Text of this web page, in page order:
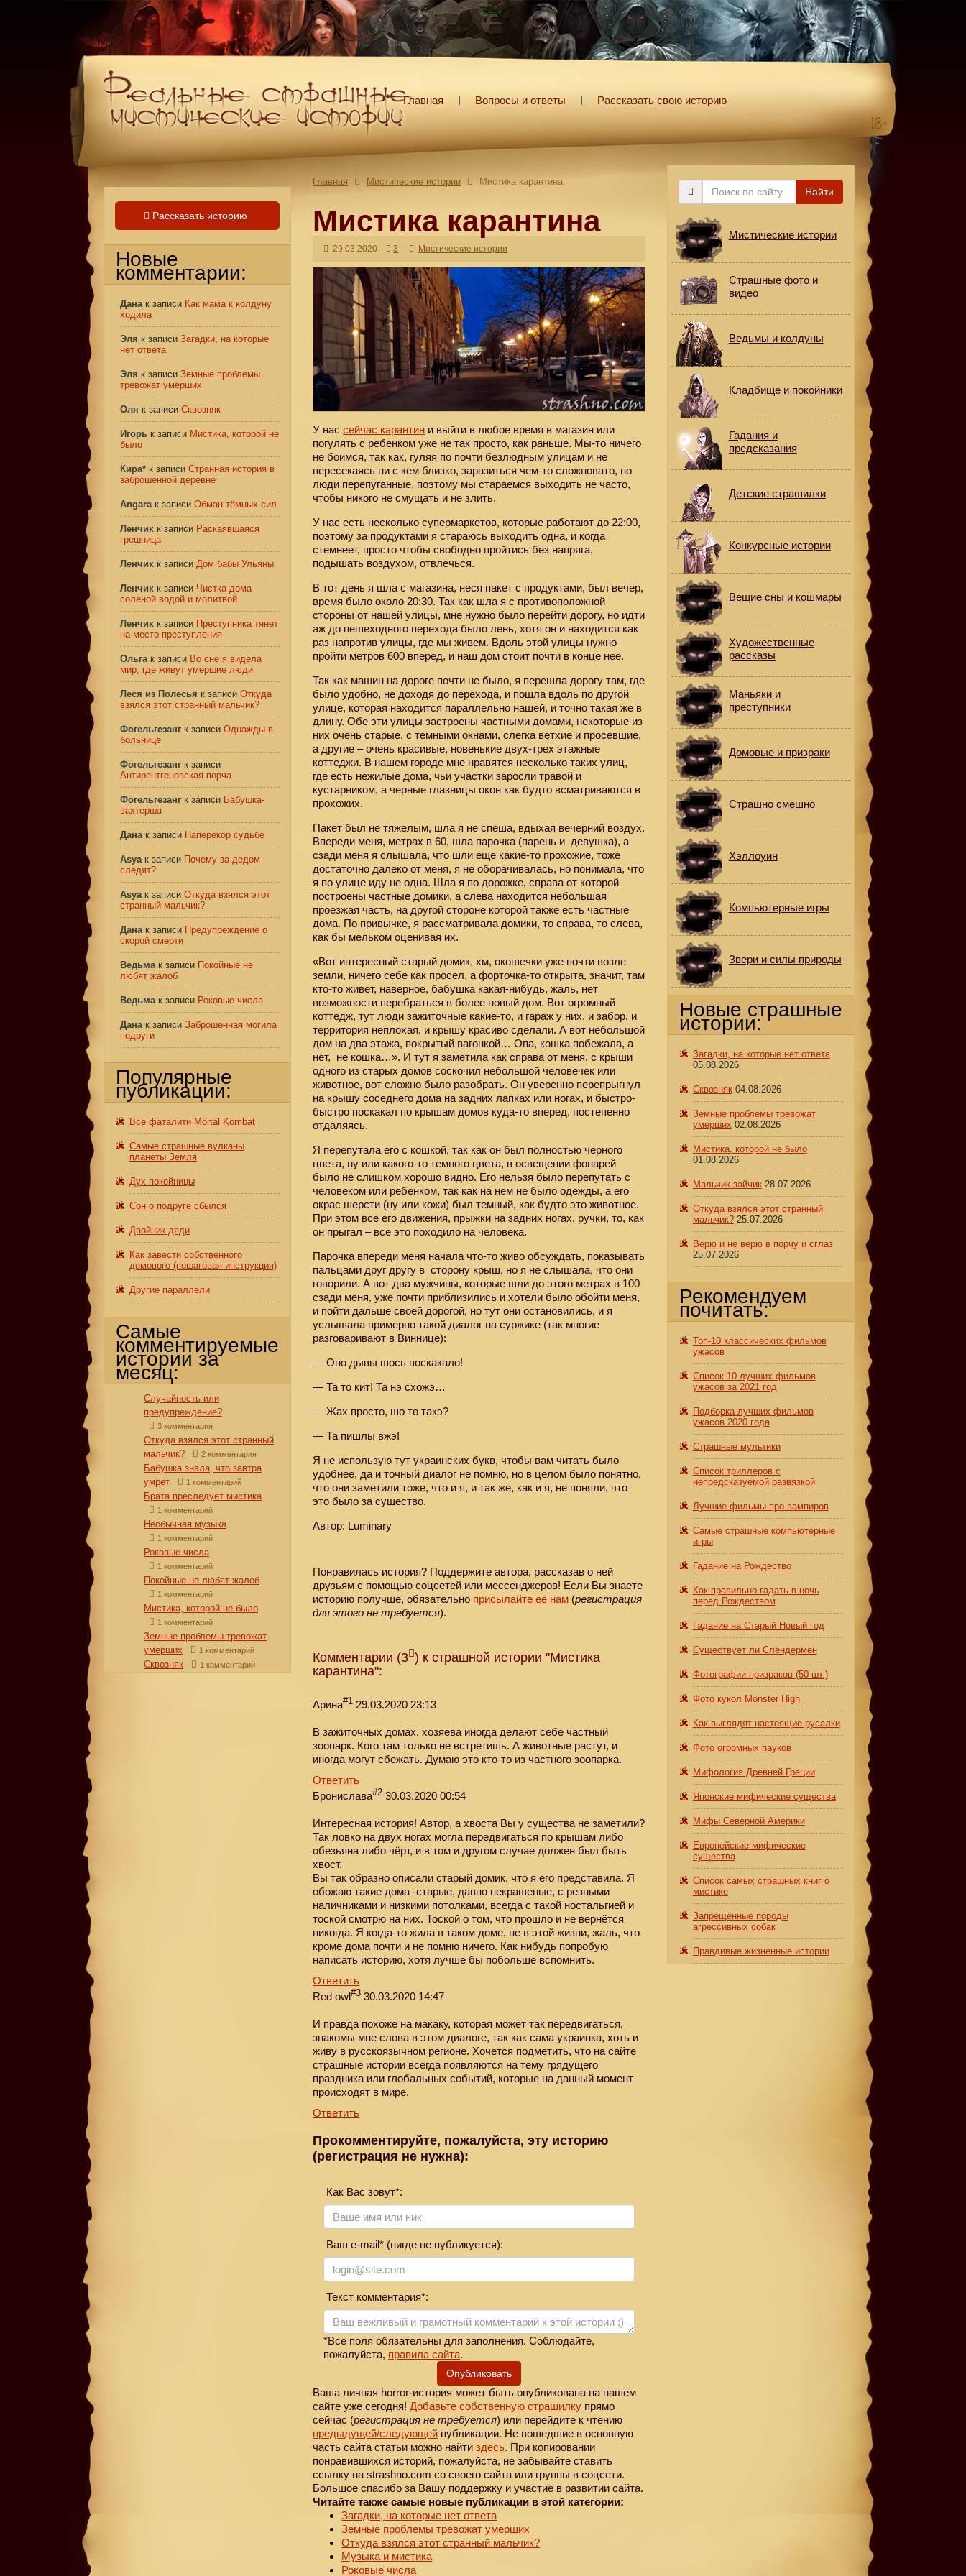
Главная Вопросы и ответы Рассказать свою историю
Главная Мистические истории Мистика карантина
Мистика карантина
29.03.2020 3 Мистические истории
У нассейчас карантин и выйти в любое время в магазин или
погулять с ребенком уже не так просто, как раньше. Мы-то ничего
не боимся, так как, гуляя по почти безлюдным улицам и не
пересекаясь ни с кем близко, заразиться чем-то сложновато, но
люди перепуганные, поэтому мы стараемся выходить не часто,
чтобы никого не смущать и не злить.
У нас есть несколько супермаркетов, которые работают до 22:00,
поэтому за продуктами я стараюсь выходить одна, и когда
стемнеет, просто чтобы свободно пройтись без напряга,
подышать воздухом, отвлечься.
В тот день я шла с магазина, неся пакет с продуктами, был вечер,
время было около 20:30. Так как шла я с противоположной
стороны от нашей улицы, мне нужно было перейти дорогу, но идти
аж до пешеходного перехода было лень, хотя он и находится как
раз напротив улицы, где мы живем. Вдоль этой улицы нужно
пройти метров 600 вперед, и наш дом стоит почти в конце нее.
Так как машин на дороге почти не было, я перешла дорогу там, где
было удобно, не доходя до перехода, и пошла вдоль по другой
улице, которая находится параллельно нашей, и точно такая же в
длину. Обе эти улицы застроены частными домами, некоторые из
них очень старые, с темными окнами, слегка ветхие и просевшие,
а другие – очень красивые, новенькие двух-трех этажные
коттеджи. В нашем городе мне нравятся несколько таких улиц,
где есть нежилые дома, чьи участки заросли травой и
кустарником, а черные глазницы окон как будто всматриваются в
прохожих.
Пакет был не тяжелым, шла я не спеша, вдыхая вечерний воздух.
Впереди меня, метрах в 60, шла парочка (парень и девушка), а
сзади меня я слышала, что шли еще какие-то прохожие, тоже
достаточно далеко от меня, я не оборачивалась, но понимала, что
я по улице иду не одна. Шла я по дорожке, справа от которой
построены частные домики, а слева находится небольшая
проезжая часть, на другой стороне которой также есть частные
дома. По привычке, я рассматривала домики, то справа, то слева,
как бы мельком оценивая их.
«Вот интересный старый домик, хм, окошечки уже почти возле
земли, ничего себе как просел, а форточка-то открыта, значит, там
кто-то живет, наверное, бабушка какая-нибудь, жаль, нет
возможности перебраться в более новый дом. Вот огромный
коттедж, тут люди зажиточные какие-то, и гараж у них, и забор, и
территория неплохая, и крышу красиво сделали. А вот небольшой
дом на два этажа, покрытый вагонкой… Опа, кошка побежала, а
нет, не кошка…». И тут я заметила как справа от меня, с крыши
одного из старых домов соскочил небольшой человечек или
животное, вот сложно было разобрать. Он уверенно перепрыгнул
на крышу соседнего дома на задних лапках или ногах, и быстро-
быстро поскакал по крышам домов куда-то вперед, постепенно
отдаляясь.
Я перепутала его с кошкой, так как он был полностью черного
цвета, ну или какого-то темного цвета, в освещении фонарей
было не слишком хорошо видно. Его нельзя было перепутать с
человеком или ребенком, так как на нем не было одежды, а его
окрас шерсти (ну или кожи) был темный, как будто это животное.
При этом все его движения, прыжки на задних ногах, ручки, то, как
он прыгал – все это походило на человека.
Парочка впереди меня начала что-то живо обсуждать, показывать
пальцами друг другу в сторону крыш, но я не слышала, что они
говорили. А вот два мужчины, которые шли до этого метрах в 100
сзади меня, уже почти приблизились и хотели было обойти меня,
и пойти дальше своей дорогой, но тут они остановились, и я
услышала примерно такой диалог на суржике (так многие
разговаривают в Виннице):
— Оно дывы шось поскакало!
— Та то кит! Та нэ схожэ…
— Жах просто, шо то такэ?
— Та пишлы вжэ!
Я не использую тут украинских букв, чтобы вам читать было
удобнее, да и точный диалог не помню, но в целом было понятно,
что они заметили тоже, что и я, и так же, как и я, не поняли, что
это было за существо.
Автор: Luminary
Понравилась история? Поддержите автора, рассказав о ней
друзьям с помощью соцсетей или мессенджеров! Если Вы знаете
историю получше, обязательно присылайте её нам (регистрация
для этого не требуется).
Комментарии (3 ) к страшной истории "Мистика
карантина":
Арина#1 29.03.2020 23:13
В зажиточных домах, хозяева иногда делают себе частный
зоопарк. Кого там только не встретишь. А животные растут, и
иногда могут сбежать. Думаю это кто-то из частного зоопарка.
Ответить
Бронислава#2 30.03.2020 00:54
Интересная история! Автор, а хвоста Вы у существа не заметили?
Так ловко на двух ногах могла передвигаться по крышам либо
обезьяна либо чёрт, и в том и другом случае должен был быть
хвост.
Вы так образно описали старый домик, что я его представила. Я
обожаю такие дома -старые, давно некрашеные, с резными
наличниками и низкими потолками, всегда с такой ностальгией и
тоской смотрю на них. Тоской о том, что прошло и не вернётся
никогда. Я когда-то жила в таком доме, не в этой жизни, жаль, что
кроме дома почти и не помню ничего. Как нибудь попробую
написать историю, хотя лучше бы побольше вспомнить.
Ответить
Red owl#3 30.03.2020 14:47
И правда похоже на макаку, которая может так передвигаться,
знакомы мне слова в этом диалоге, так как сама украинка, хоть и
живу в русскоязычном регионе. Хочется подметить, что на сайте
страшные истории всегда появляются на тему грядущего
праздника или глобальных событий, которые на данный момент
происходят в мире.
Ответить
Прокомментируйте, пожалуйста, эту историю
(регистрация не нужна):
Как Вас зовут*:
Ваш e-mail* (нигде не публикуется):
Текст комментария*:
*Все поля обязательны для заполнения. Соблюдайте,
пожалуйста, правила сайта.
Опубликовать
Ваша личная horror-история может быть опубликована на нашем
сайте уже сегодня!Добавьте собственную страшилку прямо
сейчас (регистрация не требуется) или перейдите к чтению
предыдущей/следующей публикации. Не вошедшие в основную
часть сайта статьи можно найтиздесь. При копировании
понравившихся историй, пожалуйста, не забывайте ставить
ссылку на strashno.com со своего сайта или группы в соцсети.
Большое спасибо за Вашу поддержку и участие в развитии сайта.
Читайте также самые новые публикации в этой категории:
Загадки, на которые нет ответа
Земные проблемы тревожат умерших
Откуда взялся этот странный мальчик?
Музыка и мистика
Роковые числа
Рассказать историю
Новые
комментарии:
Данак записи Как мама к колдуну
ходила
Эля к записи Загадки, на которые
нет ответа
Эля к записи Земные проблемы
тревожат умерших
Оля к записи Сквозняк
Игорь к записи Мистика, которой не
было
Кира* к записи Странная история в
заброшенной деревне
Angaraк записи Обман тёмных сил
Ленчик к записи Раскаявшаяся
грешница
Ленчик к записи Дом бабы Ульяны
Ленчик к записи Чистка дома
соленой водой и молитвой
Ленчик к записи Преступника тянет
на место преступления
Ольгак записи Во сне я видела
мир, где живут умершие люди
Леся из Полесья к записи Откуда
взялся этот странный мальчик?
Фогельгезанг к записи Однажды в
больнице
Фогельгезанг к записи
Антирентгеновская порча
Фогельгезанг к записи Бабушка-
вахтерша
Данак записи Наперекор судьбе
Asyaк записи Почему за дедом
следят?
Asyaк записи Откуда взялся этот
странный мальчик?
Данак записи Предупреждение о
скорой смерти
Ведьмак записи Покойные не
любят жалоб
Ведьмак записи Роковые числа
Данак записи Заброшенная могила
подруги
Популярные
публикации:
Все фаталити Mortal Kombat
Самые страшные вулканы
планеты Земля
Дух покойницы
Сон о подруге сбылся
Двойник дяди
Как завести собственного
домового (пошаговая инструкция)
Другие параллели
Самые
комментируемые
истории за
месяц:
Случайность или
предупреждение?
3 комментария
Откуда взялся этот странный
мальчик?
2 комментария
Бабушка знала, что завтра
умрет
1 комментарий
Брата преследует мистика
1 комментарий
Необычная музыка
1 комментарий
Роковые числа
1 комментарий
Покойные не любят жалоб
1 комментарий
Мистика, которой не было
1 комментарий
Земные проблемы тревожат
умерших
1 комментарий
Сквозняк 1 комментарий
Поиск
Найти
Мистические истории
Страшные фото и
видео
Ведьмы и колдуны
Кладбище и покойники
Гадания и
предсказания
Детские страшилки
Конкурсные истории
Вещие сны и кошмары
Художественные
рассказы
Маньяки и
преступники
Домовые и призраки
Страшно смешно
Хэллоуин
Компьютерные игры
Звери и силы природы
Новые страшные
истории:
Загадки, на которые нет ответа
05.08.2026
Сквозняк 04.08.2026
Земные проблемы тревожат
умерших 02.08.2026
Мистика, которой не было
01.08.2026
Мальчик-зайчик 28.07.2026
Откуда взялся этот странный
мальчик? 25.07.2026
Верю и не верю в порчу и сглаз
25.07.2026
Рекомендуем
почитать:
Топ-10 классических фильмов
ужасов
Список 10 лучших фильмов
ужасов за 2021 год
Подборка лучших фильмов
ужасов 2020 года
Страшные мультики
Список триллеров с
непредсказуемой развязкой
Лучшие фильмы про вампиров
Самые страшные компьютерные
игры
Гадание на Рождество
Как правильно гадать в ночь
перед Рождеством
Гадание на Старый Новый год
Существует ли Слендермен
Фотографии призраков (50 шт.)
Фото кукол Monster High
Как выглядят настоящие русалки
Фото огромных пауков
Мифология Древней Греции
Японские мифические существа
Мифы Северной Америки
Европейские мифические
существа
Список самых страшных книг о
мистике
Запрещённые породы
агрессивных собак
Правдивые жизненные истории